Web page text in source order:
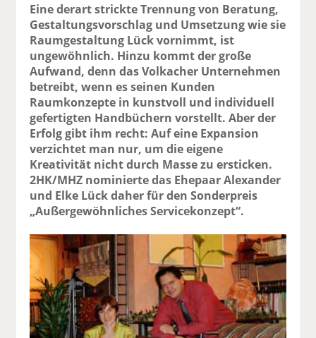
Eine derart strickte Trennung von Beratung,
Gestaltungsvorschlag und Umsetzung wie sie
Raumgestaltung Lück vornimmt, ist
ungewöhnlich. Hinzu kommt der große
Aufwand, denn das Volkacher Unternehmen
betreibt, wenn es seinen Kunden
Raumkonzepte in kunstvoll und individuell
gefertigten Handbüchern vorstellt. Aber der
Erfolg gibt ihm recht: Auf eine Expansion
verzichtet man nur, um die eigene
Kreativität nicht durch Masse zu ersticken.
2HK/MHZ nominierte das Ehepaar Alexander
und Elke Lück daher für den Sonderpreis
„Außergewöhnliches Servicekonzept“.